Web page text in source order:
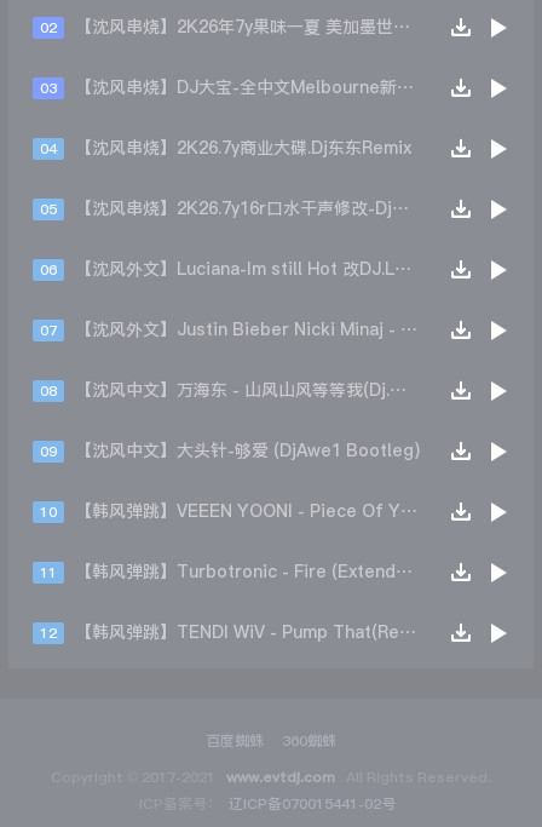
02 【沈风串烧】2K26年7y果味一夏 美加墨世界杯主题跳舞派对专辑 - Dj.阿帅
03 【沈风串烧】DJ大宝-全中文Melbourne新弹跳一飞冲天重低音上劲风暴MUSIC慢摇大碟
04 【沈风串烧】2K26.7y商业大碟.Dj东东Remix
05 【沈风串烧】2K26.7y16r口水干声修改-Dj东东Remix
06 【沈风外文】Luciana-Im still Hot 改DJ.LoZe
07 【沈风外文】Justin Bieber Nicki Minaj - Beauty And A Beat (DjHope小春 Extended Mix)
08 【沈风中文】万海东 - 山风山风等等我(Dj.阿洋 Extended Mix)
09 【沈风中文】大头针-够爱 (DjAwe1 Bootleg)
10 【韩风弹跳】VEEEN YOONI - Piece Of Your Heart (Remix)
11 【韩风弹跳】Turbotronic - Fire (Extended Mix)
12 【韩风弹跳】TENDI WiV - Pump That(Remix)
百度蜘蛛 360蜘蛛
www.evtdj.com
辽ICP备070015441-02号